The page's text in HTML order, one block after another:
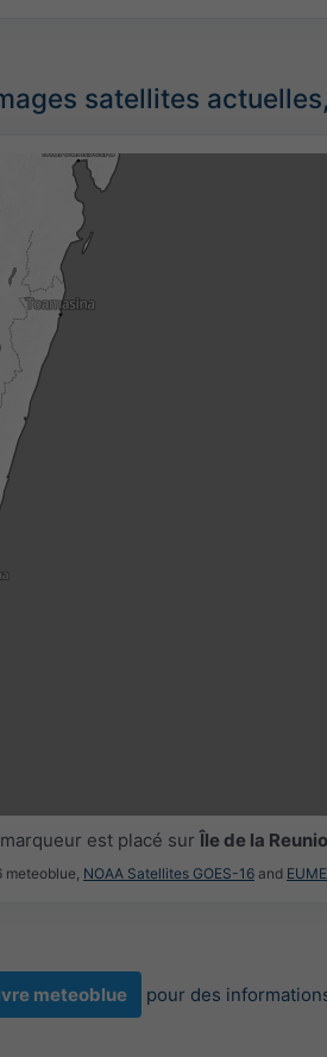
satellites
est placé surÎle de la
NOAA Satellites GOES-16 and
meteoblue pour des